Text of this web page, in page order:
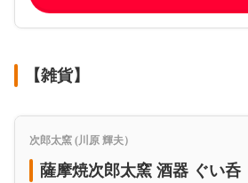
【雑貨】
次郎太窯 (川原 輝夫）
薩摩焼次郎太窯 酒器 ぐい